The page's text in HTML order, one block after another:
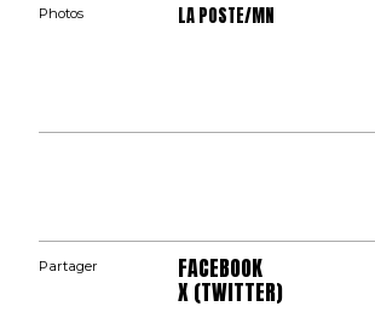
Photos LA POSTE/MN
Partager FACEBOOK
X (TWITTER)